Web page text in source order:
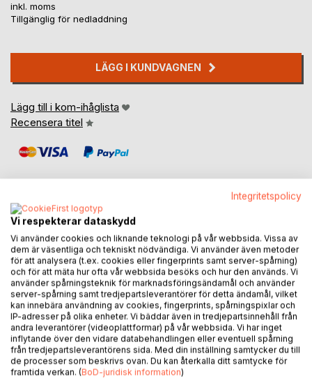
inkl. moms
Tillgänglig för nedladdning
LÄGG I KUNDVAGNEN
Lägg till i kom-ihåglista
Recensera titel
BESKRIVNING
Make sure that your organisation's strategy is
characterized by change, and that strategy guides change.
Succeed in changing employee behaviour and realising the
benefits changes are aimed at.
The insights in this book are based on extensive practical
experience and scientific research and offer unique
knowledge to advance your change and strategy work. In a
Integritetspolicy
Vi respekterar dataskydd
Vi använder cookies och liknande teknologi på vår webbsida. Vissa av
dem är väsentliga och tekniskt nödvändiga. Vi använder även metoder
för att analysera (t.ex. cookies eller fingerprints samt server-spårning)
och för att mäta hur ofta vår webbsida besöks och hur den används. Vi
använder spårningsteknik för marknadsföringsändamål och använder
server-spårning samt tredjepartsleverantörer för detta ändamål, vilket
kan innebära användning av cookies, fingerprints, spårningspixlar och
IP-adresser på olika enheter. Vi bäddar även in tredjepartsinnehåll från
andra leverantörer (videoplattformar) på vår webbsida. Vi har inget
inflytande över den vidare databehandlingen eller eventuell spårning
från tredjepartsleverantörens sida. Med din inställning samtycker du till
de processer som beskrivs ovan. Du kan återkalla ditt samtycke för
framtida verkan. (BoD-juridisk information)